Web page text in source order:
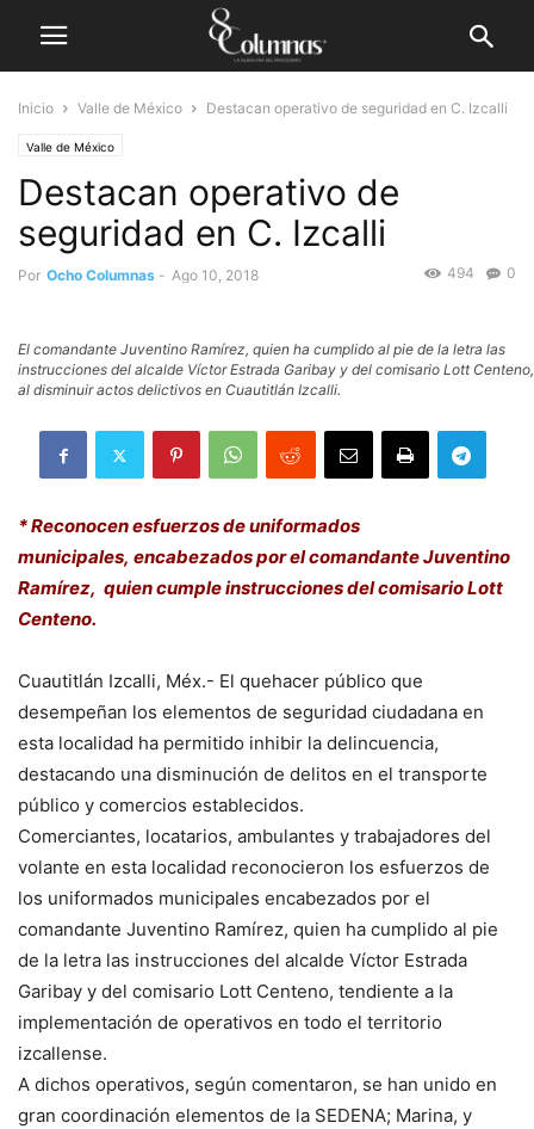
Inicio Valle de México Destacan operativo de seguridad en C. Izcalli
Valle de México
Destacan operativo de
seguridad en C. Izcalli
Por Ocho Columnas - Ago 10, 2018 0
494
El comandante Juventino Ramírez, quien ha cumplido al pie de la letra las
instrucciones del alcalde Víctor Estrada Garibay y del comisario Lott Centeno,
al disminuir actos delictivos en Cuautitlán Izcalli.
* Reconocen esfuerzos de uniformados
municipales, encabezados por el comandante Juventino
Ramírez, quien cumple instrucciones del comisario Lott
Centeno.
Cuautitlán Izcalli, Méx.- El quehacer público que
desempeñan los elementos de seguridad ciudadana en
esta localidad ha permitido inhibir la delincuencia,
destacando una disminución de delitos en el transporte
público y comercios establecidos.
Comerciantes, locatarios, ambulantes y trabajadores del
volante en esta localidad reconocieron los esfuerzos de
los uniformados municipales encabezados por el
comandante Juventino Ramírez, quien ha cumplido al pie
de la letra las instrucciones del alcalde Víctor Estrada
Garibay y del comisario Lott Centeno, tendiente a la
implementación de operativos en todo el territorio
izcallense.
A dichos operativos, según comentaron, se han unido en
gran coordinación elementos de la SEDENA; Marina, y